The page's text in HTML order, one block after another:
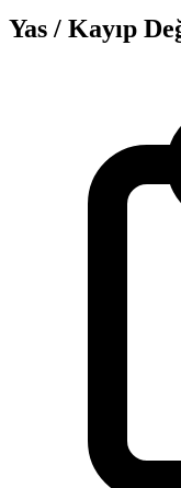
Yas / Kayıp